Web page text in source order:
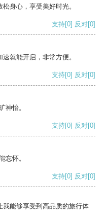
身心，享受美好时光。
支持[0] 反对[0]
就能开启，非常方便。
支持[0] 反对[0]
神怡。
支持[0] 反对[0]
忘怀。
支持[0] 反对[0]
我能够享受到高品质的旅行体